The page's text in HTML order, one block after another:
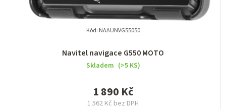
Navitel navigace G550 MOTO
Skladem (>5 KS)
1 562 Kč bez DPH
1 890 Kč
Kód: NAAUNVG55050